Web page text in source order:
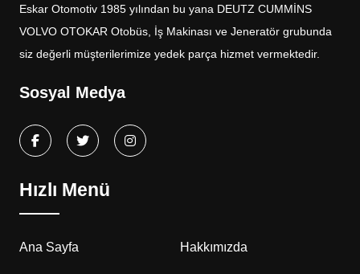
Eskar Otomotiv 1985 yılından bu yana DEUTZ CUMMİNS
VOLVO OTOKAR Otobüs, İş Makinası ve Jeneratör grubunda
siz değerli müşterilerimize yedek parça hizmet vermektedir.
Sosyal Medya
Hızlı Menü
Ana Sayfa Hakkımızda